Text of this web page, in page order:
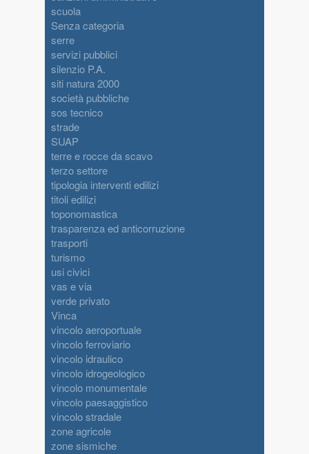
scuola
Senza categoria
serre
servizi pubblici
silenzio P.A.
siti natura 2000
società pubbliche
sos tecnico
strade
SUAP
terre e rocce da scavo
terzo settore
tipologia interventi edilizi
titoli edilizi
toponomastica
trasparenza ed anticorruzione
trasporti
turismo
usi civici
vas e via
verde privato
Vinca
vincolo aeroportuale
vincolo ferroviario
vincolo idraulico
vincolo idrogeologico
vincolo monumentale
vincolo paesaggistico
vincolo stradale
zone agricole
zone sismiche